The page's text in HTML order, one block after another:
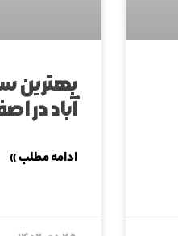
بهترین
آباد در
ادامه مطلب »